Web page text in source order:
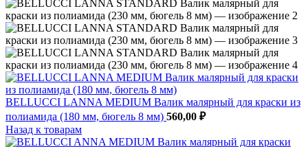
BELLUCCI LANNA MEDIUM Валик малярный для краски из
полиамида (180 мм, бюгель 8 мм) 560,00 ₽
Назад к товарам